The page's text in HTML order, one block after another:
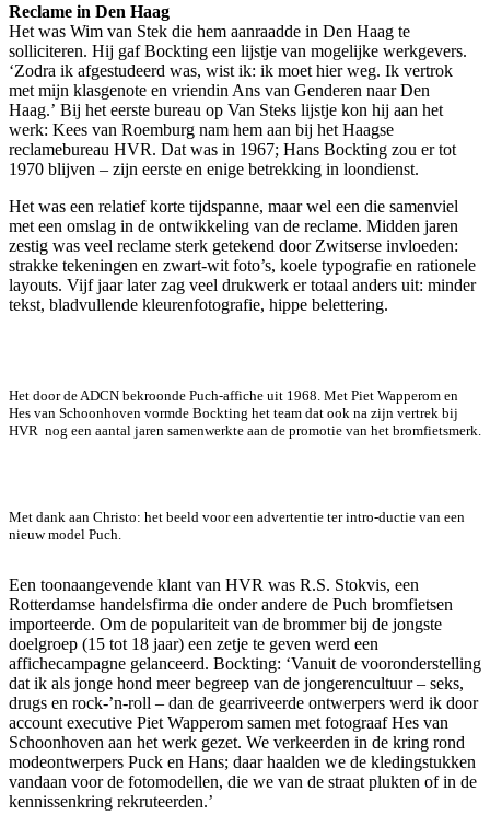
Reclame in Den Haag
Het was Wim van Stek die hem aanraadde in Den Haag te
solliciteren. Hij gaf Bockting een lijstje van mogelijke werkgevers.
‘Zodra ik afgestudeerd was, wist ik: ik moet hier weg. Ik vertrok
met mijn klasgenote en vriendin Ans van Genderen naar Den
Haag.’ Bij het eerste bureau op Van Steks lijstje kon hij aan het
werk: Kees van Roemburg nam hem aan bij het Haagse
reclamebureau HVR. Dat was in 1967; Hans Bockting zou er tot
1970 blijven – zijn eerste en enige betrekking in loondienst.
Het was een relatief korte tijdspanne, maar wel een die samenviel
met een omslag in de ontwikkeling van de reclame. Midden jaren
zestig was veel reclame sterk getekend door Zwitserse invloeden:
strakke tekeningen en zwart-wit foto’s, koele typografie en rationele
layouts. Vijf jaar later zag veel drukwerk er totaal anders uit: minder
tekst, bladvullende kleurenfotografie, hippe belettering.
Het door de ADCN bekroonde Puch-affiche uit 1968. Met Piet Wapperom en
Hes van Schoonhoven vormde Bockting het team dat ook na zijn vertrek bij
HVR nog een aantal jaren samenwerkte aan de promotie van het bromfietsmerk.
Met dank aan Christo: het beeld voor een advertentie ter intro-ductie van een
nieuw model Puch.
Een toonaangevende klant van HVR was R.S. Stokvis, een
Rotterdamse handelsfirma die onder andere de Puch bromfietsen
importeerde. Om de populariteit van de brommer bij de jongste
doelgroep (15 tot 18 jaar) een zetje te geven werd een
affichecampagne gelanceerd. Bockting: ‘Vanuit de vooronderstelling
dat ik als jonge hond meer begreep van de jongerencultuur – seks,
drugs en rock-’n-roll – dan de gearriveerde ontwerpers werd ik door
account executive Piet Wapperom samen met fotograaf Hes van
Schoonhoven aan het werk gezet. We verkeerden in de kring rond
modeontwerpers Puck en Hans; daar haalden we de kledingstukken
vandaan voor de fotomodellen, die we van de straat plukten of in de
kennissenkring rekruteerden.’